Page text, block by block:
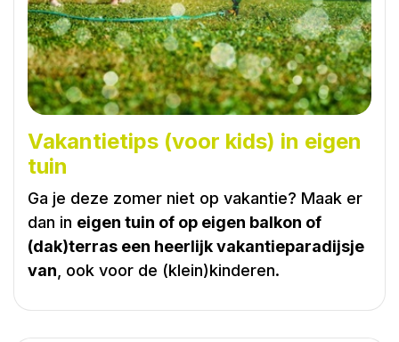
Vakantietips (voor kids) in eigen
tuin
Ga je deze zomer niet op vakantie? Maak er
dan in eigen tuin of op eigen balkon of
(dak)terras een heerlijk vakantieparadijsje
van , ook voor de (klein)kinderen.